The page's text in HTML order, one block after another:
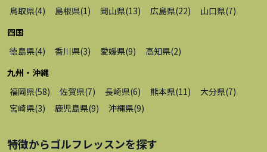
鳥取県(4) 島根県(1 ) 岡山県(13) 広島県(22) 山口県(7)
四国
徳島県(4) 香川県(3) 愛媛県(9) 高知県(2)
九州・沖縄
福岡県(58) 佐賀県(7) 長崎県(6) 熊本県(11 ) 大分県(7)
宮崎県(3) 鹿児島県(9) 沖縄県(9)
特徴からゴルフレッスンを探す